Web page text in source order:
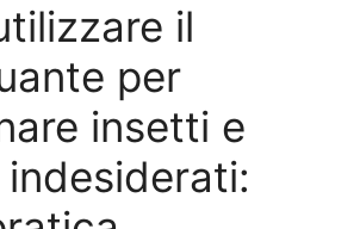
il
per
insetti e
indesiderati: